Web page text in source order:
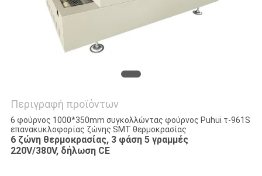
Περιγραφή προϊόντων
6 φούρνος 1000*350mm συγκολλώντας φούρνος Puhui τ-961S
επανακυκλοφορίας ζώνης SMT θερμοκρασίας
6 ζώνη θερμοκρασίας, 3 φάση 5 γραμμές
220V/380V, δήλωση CE